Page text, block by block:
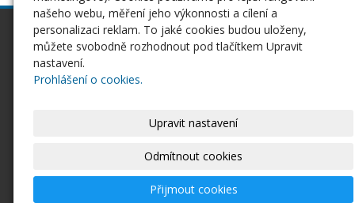
inPage
Webové stránky
Pro začátečníky
Seznámení s inPage
Webhosting
Hosting
Doména EU
Ostatní
našeho webu, měření jeho výkonnosti a cílení a
personalizaci reklam. To jaké cookies budou uloženy,
můžete svobodně rozhodnout pod tlačítkem Upravit
nastavení.
Prohlášení o cookies.
Upravit nastavení
Odmítnout cookies
Přijmout cookies